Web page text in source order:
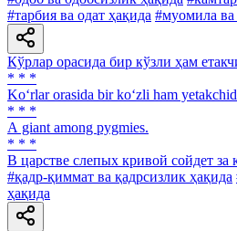
#тарбия ва одат ҳақида #муомила ва
Кўрлар орасида бир кўзли ҳам
* * *
Ko‘rlar orasida bir ko‘zli ham
* * *
А giant among pygmies.
* * *
В царстве слепых кривой сойдет за
#қадр-қиммат ва қадрсизлик ҳақида
ҳақида